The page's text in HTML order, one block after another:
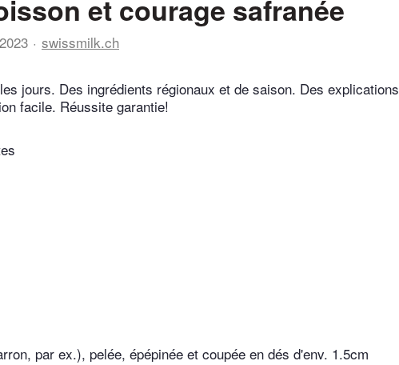
et courage safranée
swissmilk.ch
jours. Des ingrédients régionaux et de saison. Des explications
facile. Réussite garantie!
par ex.), pelée, épépinée et coupée en dés d'env. 1.5cm